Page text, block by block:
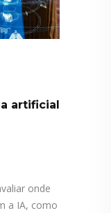
artificial
onde
a IA, como